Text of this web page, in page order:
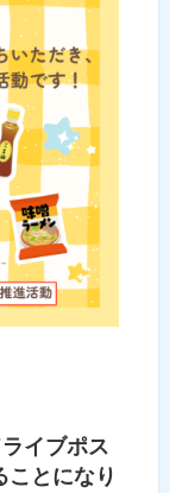
イブポス
ことになり